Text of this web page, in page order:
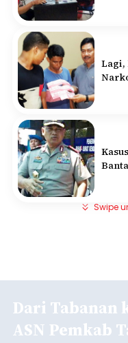
Lagi,
Swipe
Dari Tabanan
ASN Pemkab